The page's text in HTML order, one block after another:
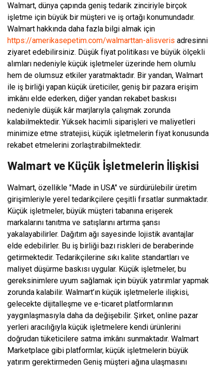
Walmart, dünya çapında geniş tedarik zinciriyle birçok
işletme için büyük bir müşteri ve iş ortağı konumundadır.
Walmart hakkında daha fazla bilgi almak için
https://amerikasepetim.com/walmarttan-alisveris adresinni
ziyaret edebilirsiniz. Düşük fiyat politikası ve büyük ölçekli
alımları nedeniyle küçük işletmeler üzerinde hem olumlu
hem de olumsuz etkiler yaratmaktadır. Bir yandan, Walmart
ile iş birliği yapan küçük üreticiler, geniş bir pazara erişim
imkânı elde ederken, diğer yandan rekabet baskısı
nedeniyle düşük kâr marjlarıyla çalışmak zorunda
kalabilmektedir. Yüksek hacimli siparişleri ve maliyetleri
minimize etme stratejisi, küçük işletmelerin fiyat konusunda
rekabet etmelerini zorlaştırabilmektedir.
Walmart ve Küçük İşletmelerin İlişkisi
Walmart, özellikle "Made in USA" ve sürdürülebilir üretim
girişimleriyle yerel tedarikçilere çeşitli fırsatlar sunmaktadır.
Küçük işletmeler, büyük müşteri tabanına erişerek
markalarını tanıtma ve satışlarını artırma şansı
yakalayabilirler. Dağıtım ağı sayesinde lojistik avantajlar
elde edebilirler. Bu iş birliği bazı riskleri de beraberinde
getirmektedir. Tedarikçilerine sıkı kalite standartları ve
maliyet düşürme baskısı uygular. Küçük işletmeler, bu
gereksinimlere uyum sağlamak için büyük yatırımlar yapmak
zorunda kalabilir. Walmart’ın küçük işletmelerle ilişkisi,
gelecekte dijitalleşme ve e-ticaret platformlarının
yaygınlaşmasıyla daha da değişebilir. Şirket, online pazar
yerleri aracılığıyla küçük işletmelere kendi ürünlerini
doğrudan tüketicilere satma imkânı sunmaktadır. Walmart
Marketplace gibi platformlar, küçük işletmelerin büyük
yatırım gerektirmeden Geniş müşteri ağına ulaşmasını